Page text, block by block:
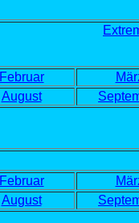
Februar
August
Februar
August